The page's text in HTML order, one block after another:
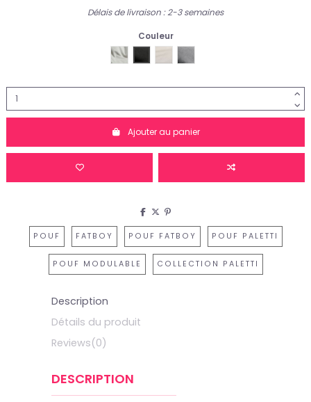
Délais de livraison : 2-3 semaines
Couleur
Fatboy-Mist
Ajouter au panier
POUF FATBOY POUF FATBOY POUF PALETTI
POUF MODULABLE COLLECTION PALETTI
Description
Détails du produit
Reviews(0)
DESCRIPTION